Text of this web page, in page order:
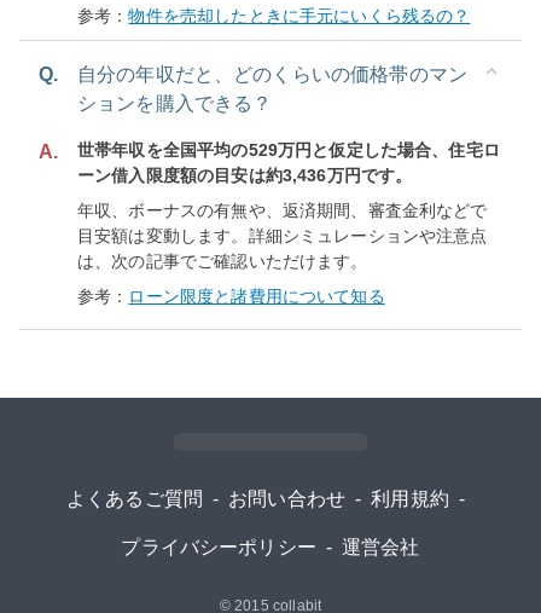
参考：物件を売却したときに手元にいくら残るの？
Q.
自分の年収だと、どのくらいの価格帯のマン
ションを購入できる？
A.
世帯年収を全国平均の529万円と仮定した場合、住宅ロ
ーン借入限度額の目安は約3,436万円です。
年収、ボーナスの有無や、返済期間、審査金利などで
目安額は変動します。詳細シミュレーションや注意点
は、次の記事でご確認いただけます。
参考： ローン限度と諸費用について知る
よくあるご質問 - お問い合わせ - 利用規約 -
プライバシーポリシー - 運営会社
© 2015 collabit